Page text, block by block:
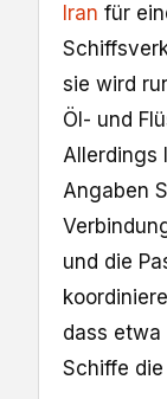
Iran für
sie wird
Öl- und
Allerdings
Angaben
und die
dass etwa
Schiffe